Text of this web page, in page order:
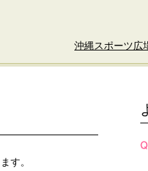
沖縄スポーツ広
す。